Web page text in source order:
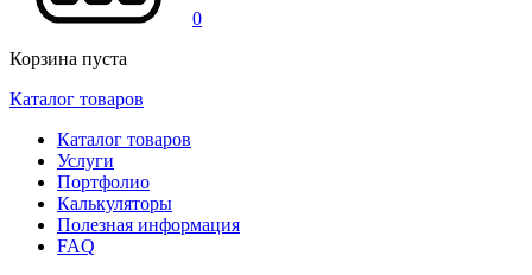
0
Корзина пуста
Каталог товаров
Каталог товаров
Услуги
Портфолио
Калькуляторы
Полезная информация
FAQ